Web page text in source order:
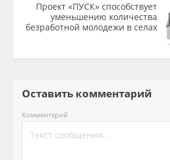
Проект «ПУСК» способствует
уменьшению количества
безработной молодежи в селах
Оставить комментарий
Комментарий